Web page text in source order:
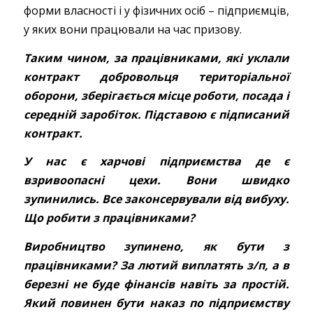
форми власності і у фізичних осіб – підприємців,
у яких вони працювали на час призову.
Таким чином, за працівниками, які уклали
контракт добровольця територіальної
оборони, зберігається місце роботи, посада і
середній заробіток. Підставою є підписаний
контракт.
У нас є харчові підприємства де є
взривоопасні цехи. Вони швидко
зупинились. Все законсервували від вибуху.
Що робити з працівниками?
Виробництво зупинено, як бути з
працівниками? За лютий виплатять з/п, а в
березні не буде фінансів навіть за простій.
Який повинен бути наказ по підприємству